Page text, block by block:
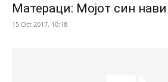
Матераци: Мојот син
15 Oct 2017. 10:18